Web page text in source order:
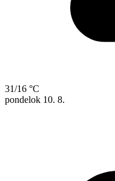
31/16 °C
pondelok 10. 8.